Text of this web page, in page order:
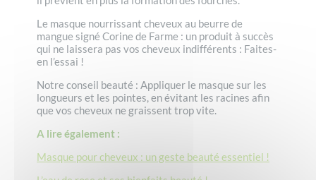
Le masque nourrissant cheveux au beurre de
mangue signé Corine de Farme : un produit à succès
qui ne laissera pas vos cheveux indifférents : Faites-
en l’essai !
Notre conseil beauté : Appliquer le masque sur les
longueurs et les pointes, en évitant les racines afin
que vos cheveux ne graissent trop vite.
A lire également :
Masque pour cheveux : un geste beauté essentiel !